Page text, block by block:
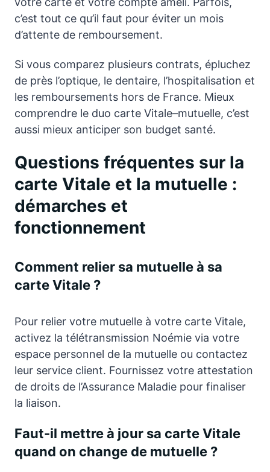
c’est tout ce qu’il faut pour éviter un mois
d’attente de remboursement.
Si vous comparez plusieurs contrats, épluchez
de près l’optique, le dentaire, l’hospitalisation et
les remboursements hors de France. Mieux
comprendre le duo carte Vitale–mutuelle, c’est
aussi mieux anticiper son budget santé.
Questions fréquentes sur la
carte Vitale et la mutuelle :
démarches et
fonctionnement
Comment relier sa mutuelle à sa
carte Vitale ?
Pour relier votre mutuelle à votre carte Vitale,
activez la télétransmission Noémie via votre
espace personnel de la mutuelle ou contactez
leur service client. Fournissez votre attestation
de droits de l’Assurance Maladie pour finaliser
la liaison.
Faut-il mettre à jour sa carte Vitale
quand on change de mutuelle ?